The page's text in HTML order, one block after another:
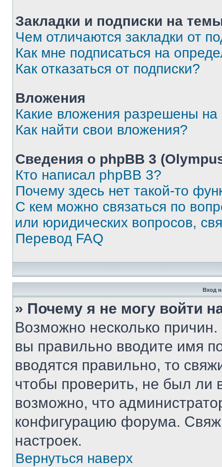
Закладки и подписки на
Чем отличаются закладки от
Как мне подписаться на
Как отказаться от подписки?
Вложения
Какие вложения разрешены
Как найти свои вложения?
Сведения о phpBB 3
Кто написал phpBB 3?
Почему здесь нет такой-то
С кем можно связаться по
или юридических вопросов,
Перевод FAQ
Вход
» Почему я не могу войти
Возможно несколько
вы правильно вводите имя
вводятся правильно, то
чтобы проверить, не был ли
возможно, что
конфигурацию форума.
настроек.
Вернуться наверх